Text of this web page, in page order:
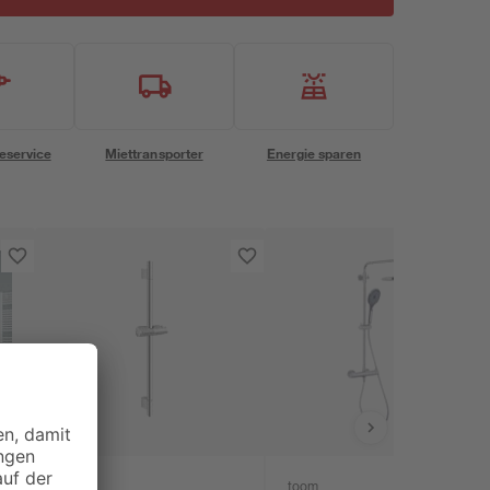
Miettransporter Energie sparen